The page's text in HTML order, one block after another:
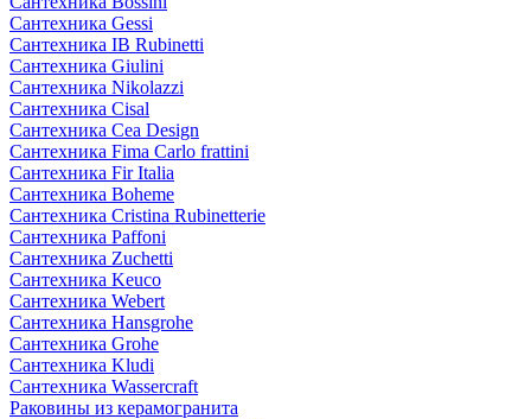
Сантехника Gessi
Сантехника IB Rubinetti
Сантехника Giulini
Сантехника Nikolazzi
Сантехника Cisal
Сантехника Cea Design
Сантехника Fima Carlo frattini
Сантехника Fir Italia
Сантехника Boheme
Сантехника Cristina Rubinetterie
Сантехника Paffoni
Сантехника Zuchetti
Сантехника Keuco
Сантехника Webert
Сантехника Hansgrohe
Сантехника Grohe
Сантехника Kludi
Сантехника Wassercraft
Раковины из керамогранита